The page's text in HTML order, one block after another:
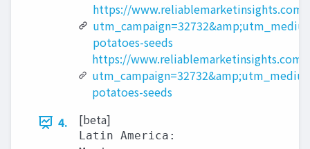
https://www.reliablemarketinsights.com/
potatoes-seeds
https://
potatoes-seeds
4.
[beta]
Latin America: